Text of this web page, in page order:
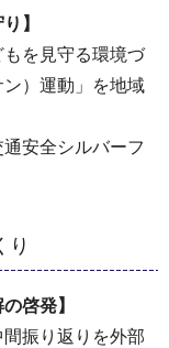
】
を見守る環境づ
）運動」を地域
安全シルバーフ
り
啓発】
振り返りを外部